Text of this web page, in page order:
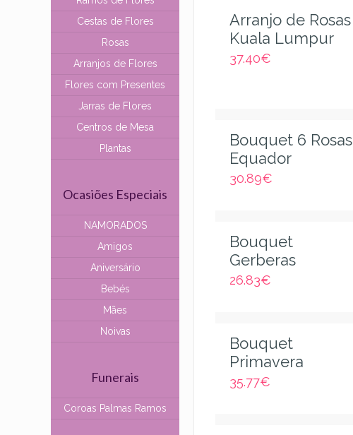
Arranjo de Rosas
Kuala Lumpur
37.40€
Bouquet 6 Rosas
Equador
30.89€
Bouquet
Gerberas
26.83€
Bouquet
Primavera
35.77€
Cestas de Flores
Rosas
Arranjos de Flores
Flores com Presentes
Jarras de Flores
Centros de Mesa
Plantas
Ocasiões Especiais
NAMORADOS
Amigos
Aniversário
Bebés
Mães
Noivas
Funerais
Coroas Palmas Ramos